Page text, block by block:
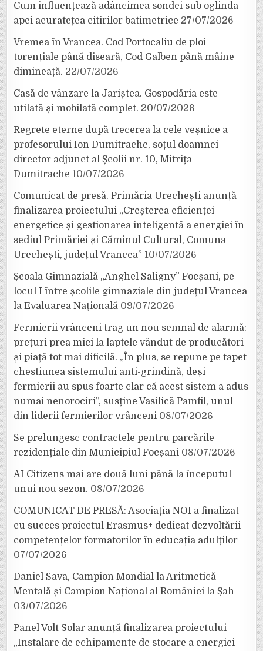
Cum influențează adâncimea sondei sub oglinda
apei acuratețea citirilor batimetrice 27/07/2026
Vremea în Vrancea. Cod Portocaliu de ploi
torențiale până diseară, Cod Galben până mâine
dimineață. 22/07/2026
Casă de vânzare la Jariștea. Gospodăria este
utilată și mobilată complet. 20/07/2026
Regrete eterne după trecerea la cele veșnice a
profesorului Ion Dumitrache, soțul doamnei
director adjunct al Școlii nr. 10, Mitrița
Dumitrache 10/07/2026
Comunicat de presă. Primăria Urechești anunță
finalizarea proiectului „Creșterea eficienței
energetice și gestionarea inteligentă a energiei în
sediul Primăriei și Căminul Cultural, Comuna
Urechești, județul Vrancea” 10/07/2026
Școala Gimnazială „Anghel Saligny” Focșani, pe
locul I între școlile gimnaziale din județul Vrancea
la Evaluarea Națională 09/07/2026
Fermierii vrânceni trag un nou semnal de alarmă:
prețuri prea mici la laptele vândut de producători
și piață tot mai dificilă. „În plus, se repune pe tapet
chestiunea sistemului anti-grindină, deși
fermierii au spus foarte clar că acest sistem a adus
numai nenorociri”, susține Vasilică Pamfil, unul
din liderii fermierilor vrânceni 08/07/2026
Se prelungesc contractele pentru parcările
rezidențiale din Municipiul Focșani 08/07/2026
AI Citizens mai are două luni până la începutul
unui nou sezon. 08/07/2026
COMUNICAT DE PRESĂ: Asociația NOI a finalizat
cu succes proiectul Erasmus+ dedicat dezvoltării
competențelor formatorilor în educația adulților
07/07/2026
Daniel Sava, Campion Mondial la Aritmetică
Mentală și Campion Național al României la Șah
03/07/2026
Panel Volt Solar anunță finalizarea proiectului
„Instalare de echipamente de stocare a energiei